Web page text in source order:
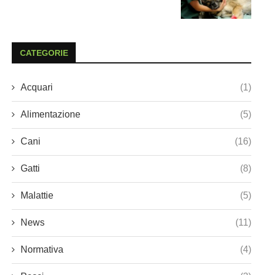
CATEGORIE
Acquari (1)
Alimentazione (5)
Cani (16)
Gatti (8)
Malattie (5)
News (11)
Normativa (4)